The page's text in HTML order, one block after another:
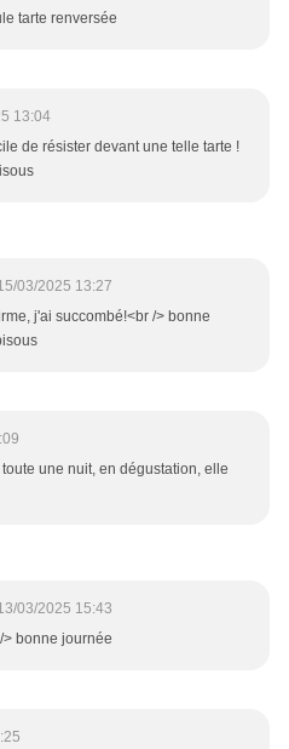
tarte renversée
13:04
de résister devant une telle tarte !
03/2025 13:27
j'ai succombé!<br /> bonne
une nuit, en dégustation, elle
03/2025 15:43
bonne journée